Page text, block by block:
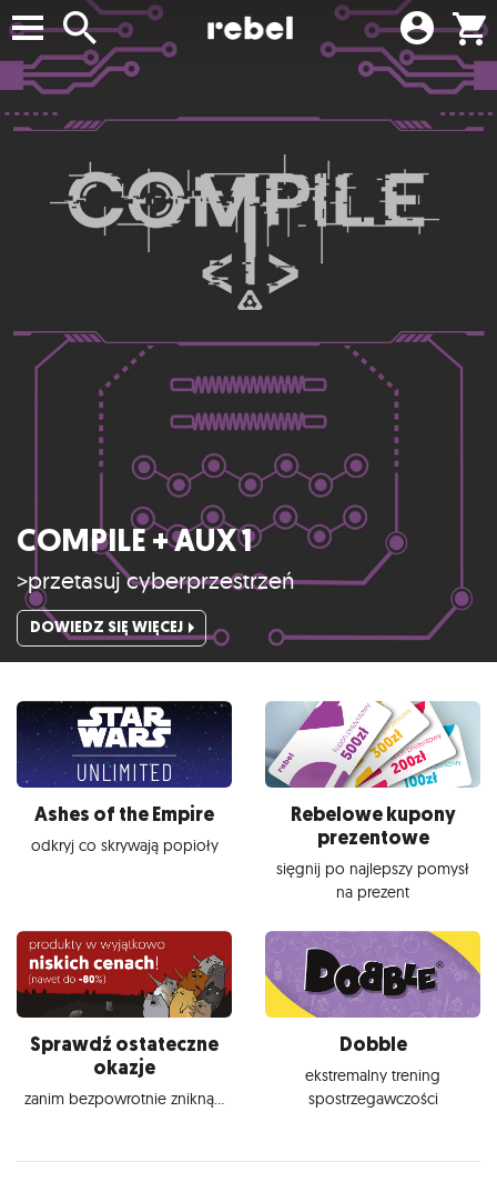
COMPILE + AUX 1
>przetasuj cyberprzestrzeń
DOWIEDZ SIĘ WIĘCEJ
Ashes of the Empire
odkryj co skrywają popioły
Rebelowe kupony
prezentowe
sięgnij po najlepszy pomysł
na prezent
Sprawdź ostateczne
okazje
zanim bezpowrotnie znikną...
Dobble
ekstremalny trening
spostrzegawczości